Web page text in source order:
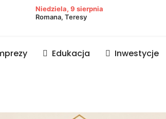
Niedziela, 9 sierpnia
Romana, Teresy
Edukacja Inwestycje